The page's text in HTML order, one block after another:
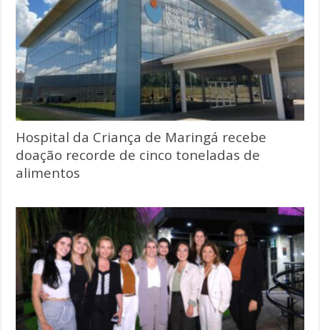
Hospital da Criança de Maringá recebe
doação recorde de cinco toneladas de
alimentos